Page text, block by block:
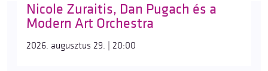
Nicole Zuraitis, Dan Pugach és a
Modern Art Orchestra
2026. augusztus 29. | 20:00